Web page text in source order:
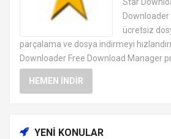
ücretsiz
parçalama ve dosya indirmeyi
Downloader Free Download Manager
HEMEN İNDIR
YENI KONULAR